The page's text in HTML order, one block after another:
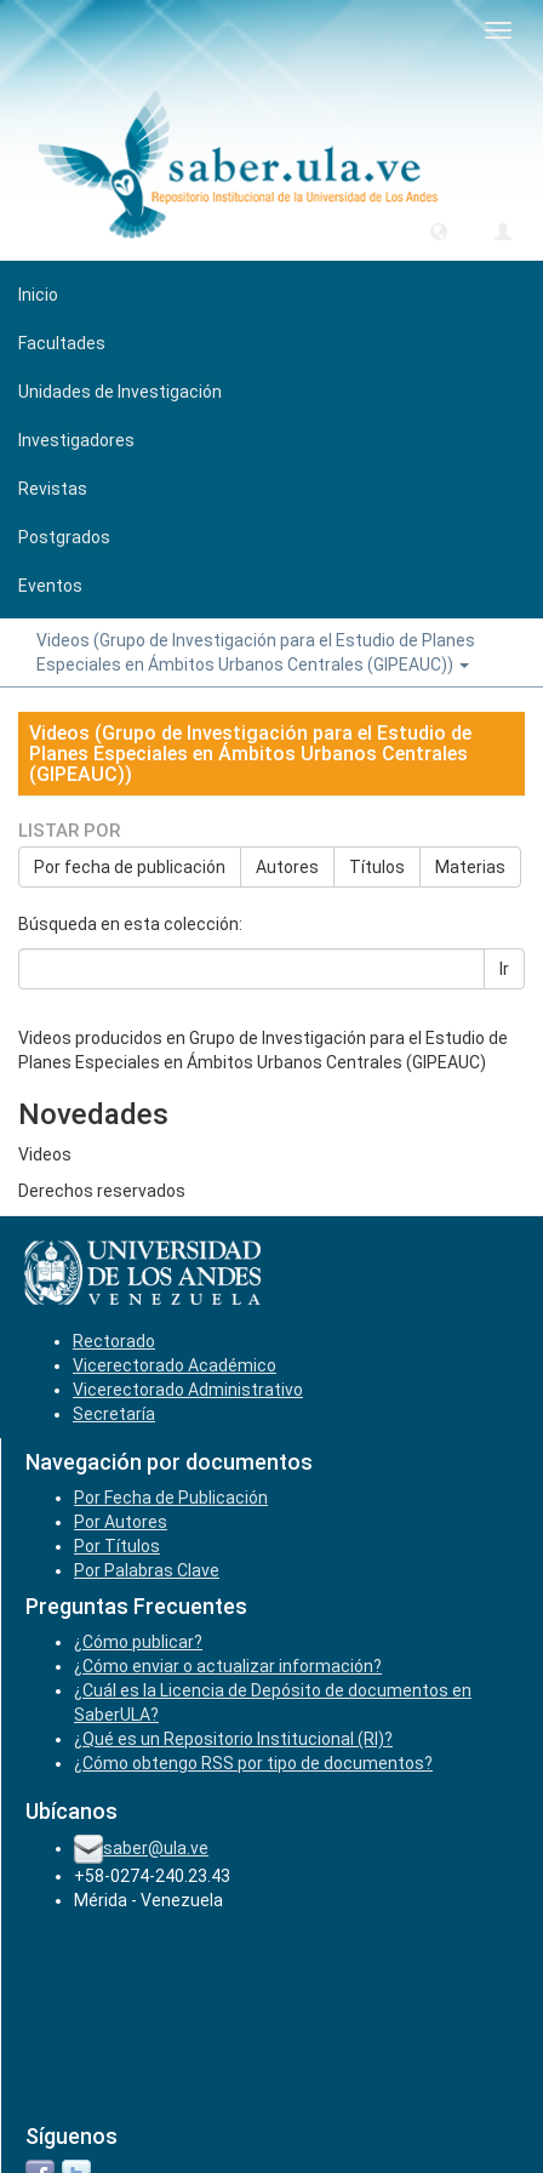
Inicio
Facultades
Unidades de Investigación
Investigadores
Revistas
Postgrados
Eventos
Videos (Grupo de Investigación para el Estudio de Planes
Especiales en Ámbitos Urbanos Centrales (GIPEAUC))
Videos (Grupo de Investigación para el Estudio de
Planes Especiales en Ámbitos Urbanos Centrales
(GIPEAUC))
LISTAR POR
Por fecha de publicación Autores Títulos Materias
Búsqueda en esta colección:
Ir
Videos producidos en Grupo de Investigación para el Estudio de
Planes Especiales en Ámbitos Urbanos Centrales (GIPEAUC)
Novedades
Videos
Derechos reservados
Rectorado
Vicerectorado Académico
Vicerectorado Administrativo
Secretaría
Navegación por documentos
Por Fecha de Publicación
Por Autores
Por Títulos
Por Palabras Clave
Preguntas Frecuentes
¿Cómo publicar?
¿Cómo enviar o actualizar información?
¿Cuál es la Licencia de Depósito de documentos en
SaberULA?
¿Qué es un Repositorio Institucional (RI)?
¿Cómo obtengo RSS por tipo de documentos?
Ubícanos
saber@ula.ve
+58-0274-240.23.43
Mérida - Venezuela
Síguenos